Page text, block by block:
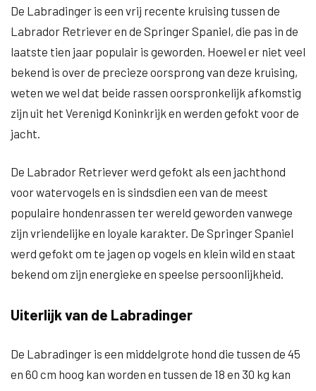
De Labradinger is een vrij recente kruising tussen de
Labrador Retriever en de Springer Spaniel, die pas in de
laatste tien jaar populair is geworden. Hoewel er niet veel
bekend is over de precieze oorsprong van deze kruising,
weten we wel dat beide rassen oorspronkelijk afkomstig
zijn uit het Verenigd Koninkrijk en werden gefokt voor de
jacht.
De Labrador Retriever werd gefokt als een jachthond
voor watervogels en is sindsdien een van de meest
populaire hondenrassen ter wereld geworden vanwege
zijn vriendelijke en loyale karakter. De Springer Spaniel
werd gefokt om te jagen op vogels en klein wild en staat
bekend om zijn energieke en speelse persoonlijkheid.
Uiterlijk van de Labradinger
De Labradinger is een middelgrote hond die tussen de 45
en 60 cm hoog kan worden en tussen de 18 en 30 kg kan